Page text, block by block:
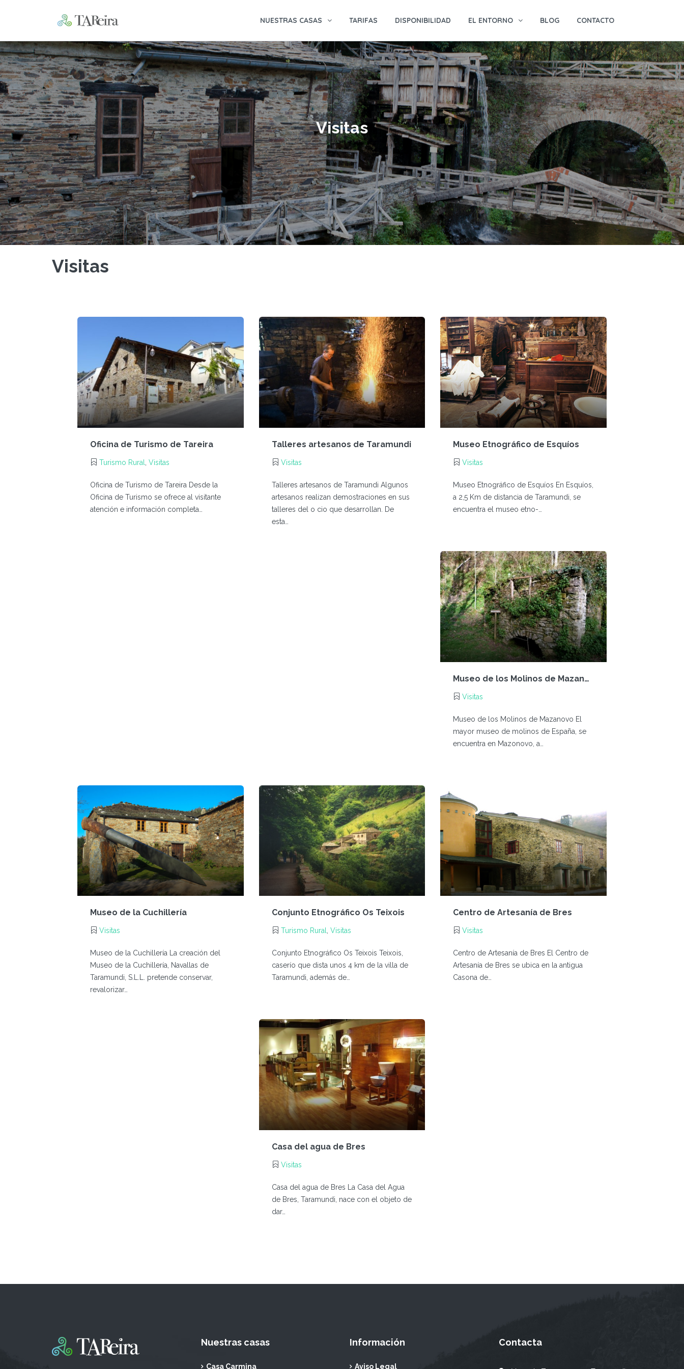
NUESTRAS CASAS TARIFAS DISPONIBILIDAD EL ENTORNO BLOG CONTACTO
Visitas
Visitas
Oficina de Turismo de Tareira
Turismo Rural Visitas
Oficina de Turismo de Tareira Desde la
Oficina de Turismo se ofrece al visitante
atención e información completa…
Talleres artesanos de Taramundi
Visitas
Talleres artesanos de Taramundi Algunos
artesanos realizan demostraciones en sus
talleres del o cio que desarrollan. De
esta…
Museo Etnográfico de Esquíos
Visitas
Museo Etnográfico de Esquíos En Esquíos,
a 2,5 Km de distancia de Taramundi, se
encuentra el museo etno-…
Museo de los Molinos de Mazanovo
Visitas
Museo de los Molinos de Mazanovo El
mayor museo de molinos de España, se
encuentra en Mazonovo, a…
Museo de la Cuchillería
Visitas
Museo de la Cuchillería La creación del
Museo de la Cuchillería, Navallas de
Taramundi, S.L.L. pretende conservar,
revalorizar…
Conjunto Etnográfico Os Teixois
Turismo Rural, Visitas
Conjunto Etnográfico Os Teixois Teixois,
caserío que dista unos 4 km de la villa de
Taramundi, además de…
Centro de Artesanía de Bres
Visitas
Centro de Artesanía de Bres El Centro de
Artesanía de Bres se ubica en la antigua
Casona de…
Casa del agua de Bres
Visitas
Casa del agua de Bres La Casa del Agua
de Bres, Taramundi, nace con el objeto de
dar…
Nuestras casas
Casa Carmina
Información
Aviso Legal
Contacta